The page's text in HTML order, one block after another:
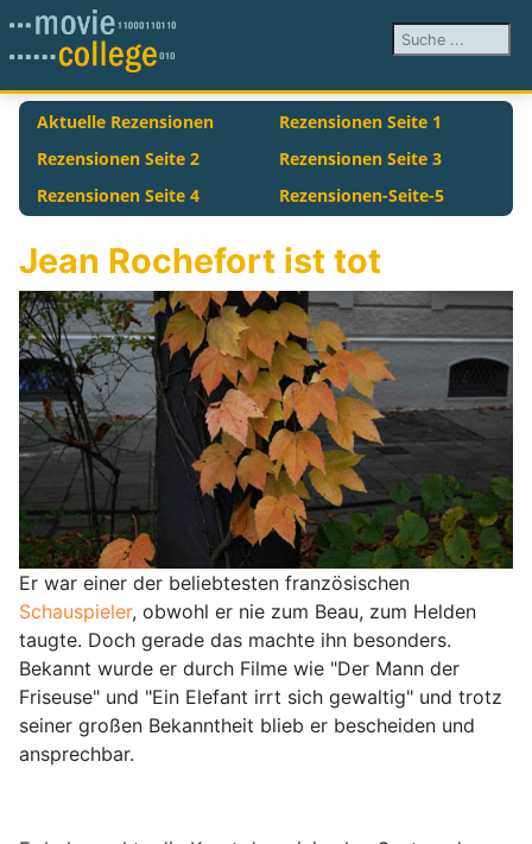
Suchen ...
Aktuelle Rezensionen
Rezensionen Seite 1
Rezensionen Seite 2
Rezensionen Seite 3
Rezensionen Seite 4
Rezensionen-Seite-5
Jean Rochefort ist tot
Er war einer der beliebtesten französischen
Schauspieler, obwohl er nie zum Beau, zum Helden
taugte. Doch gerade das machte ihn besonders.
Bekannt wurde er durch Filme wie "Der Mann der
Friseuse" und "Ein Elefant irrt sich gewaltig" und trotz
seiner großen Bekanntheit blieb er bescheiden und
ansprechbar.